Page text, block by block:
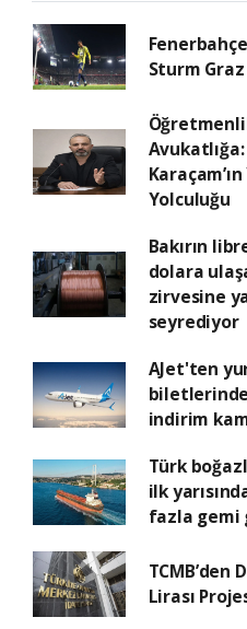
Sturm Graz
Yolculuğu
Bakırın
dolara
zirvesine
seyrediyor
AJet'ten
indirim
Türk
ilk
fazla gemi
TCMB’den
Lirası